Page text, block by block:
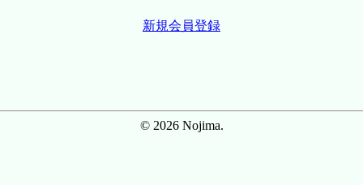
新規会員登録
© 2026 Nojima.